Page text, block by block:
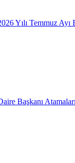
Yılı Temmuz
Başkanı